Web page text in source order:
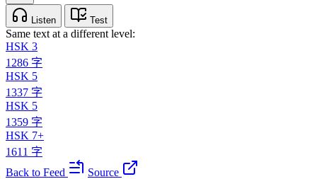
Listen Test
Same text at a different level:
HSK 3
1286 字
HSK 5
1337 字
HSK 5
1359 字
HSK 7+
1611 字
Back to Feed
Source